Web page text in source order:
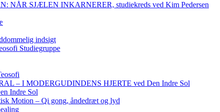
NÅR SJÆLEN INKARNERER, studiekreds ved Kim Pedersen
indsigt
Studiegruppe
– I MODERGUDINDENS HJERTE ved Den Indre Sol
Indre Sol
Motion – Qi gong, åndedræt og lyd